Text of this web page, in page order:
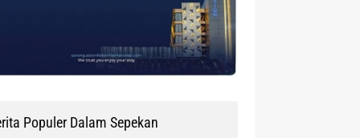
Populer Dalam Sepekan